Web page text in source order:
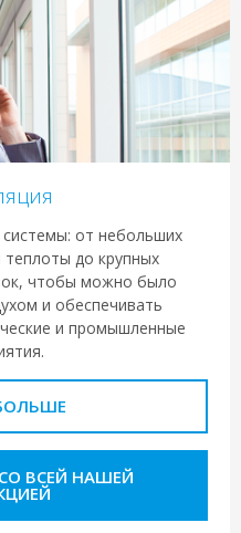
системы: от небольших
теплоты до крупных
чтобы можно было
и обеспечивать
и промышленные
ВСЕЙ НАШЕЙ